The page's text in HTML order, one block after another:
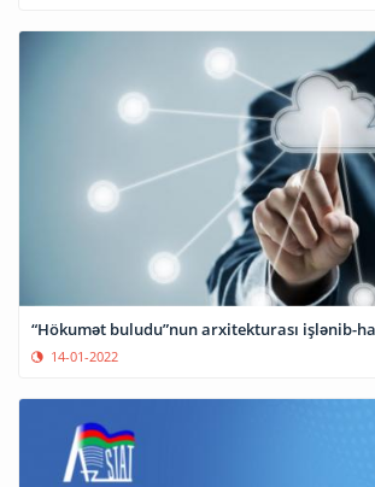
“Hökumət buludu”nun arxitekturası işlənib-
14-01-2022